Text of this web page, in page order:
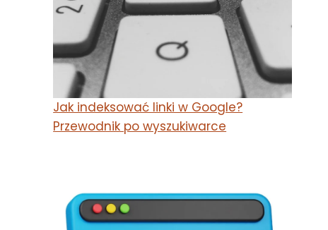
Jak indeksować linki w Google?
Przewodnik po wyszukiwarce